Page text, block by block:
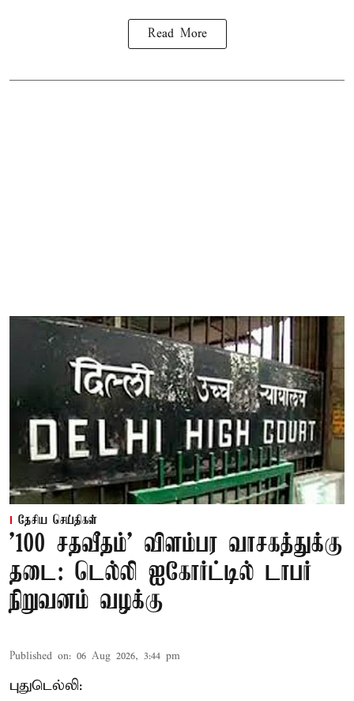
Read More
தேசிய செய்திகள்
'100 சதவீதம்' விளம்பர வாசகத்துக்கு
தடை: டெல்லி ஐகோர்ட்டில் டாபர்
நிறுவனம் வழக்கு
Published on: 06 Aug 2026, 3:44 pm
புதுடெல்லி: